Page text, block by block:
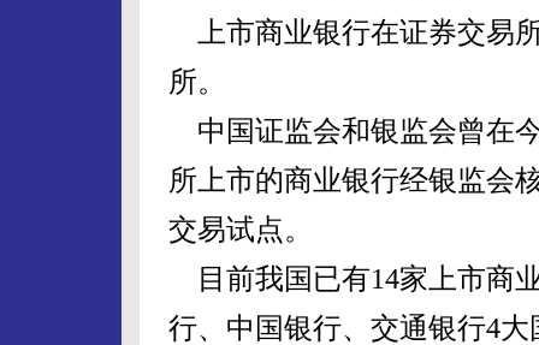
上市商业银行在证券交易
所。
中国证监会和银监会曾在
所上市的商业银行经银监会
交易试点。
目前我国已有14家上市商
行、中国银行、交通银行4